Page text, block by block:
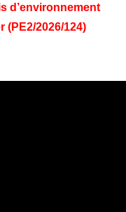
d’environnement
(PE2/2026/124)